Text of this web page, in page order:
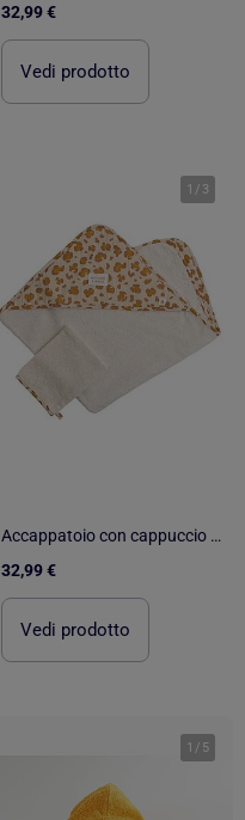
32,99 €
Vedi prodotto
1 / 3
Accappatoio con cappuccio in garza di cotone e guanto con fantasia leopardata per - SAUTHON
32,99 €
Vedi prodotto
1 / 5